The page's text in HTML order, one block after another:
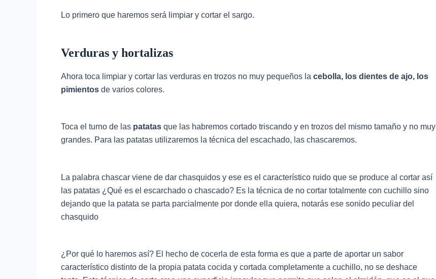
Lo primero que haremos será limpiar y cortar el sargo.
Verduras y hortalizas
Ahora toca limpiar y cortar las verduras en trozos no muy pequeños la cebolla, los dientes de ajo, los
pimientos de varios colores.
Toca el turno de las patatas que las habremos cortado triscando y en trozos del mismo tamaño y no muy
grandes. Para las patatas utilizaremos la técnica del escachado, las chascaremos.
La palabra chascar viene de dar chasquidos y ese es el característico ruido que se produce al cortar así
las patatas ¿Qué es el escarchado o chascado? Es la técnica de no cortar totalmente con cuchillo sino
dejando que la patata se parta parcialmente por donde ella quiera, notarás ese sonido peculiar del
chasquido
¿Por qué lo haremos así? El hecho de cocerla de esta forma es que a parte de aportar un sabor
característico distinto de la propia patata cocida y cortada completamente a cuchillo, no se deshace